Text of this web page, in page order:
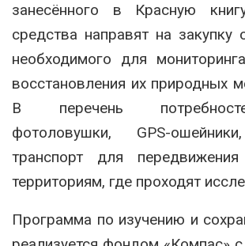
занесённого в Красную
средства направят на закупку
необходимого для
восстановления их природных
В перечень
фотоловушки, GPS-
транспорт для
территориям, где проходят
Программа по изучению и